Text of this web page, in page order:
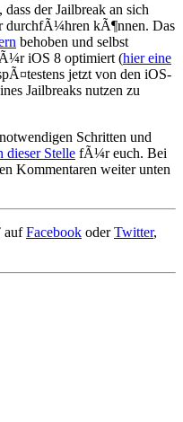
der Jailbreak an sich
durchfÃ¼hren kÃ¶nnen. Das
behoben und selbst
iOS 8 optimiert (hier eine
jetzt von den iOS-
Jailbreaks nutzen zu
Schritten und
dieser Stelle fÃ¼r euch. Bei
Kommentaren weiter unten
aufFacebook oderTwitter,